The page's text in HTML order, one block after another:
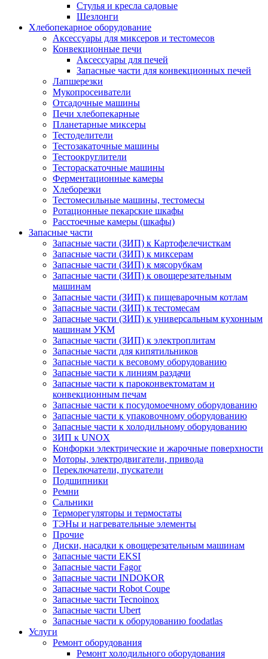
Стулья и кресла садовые
Шезлонги
Хлебопекарное оборудование
Аксессуары для миксеров и тестомесов
Конвекционные печи
Аксессуары для печей
Запасные части для конвекционных печей
Лапшерезки
Мукопросеиватели
Отсадочные машины
Печи хлебопекарные
Планетарные миксеры
Тестоделители
Тестозакаточные машины
Тестоокруглители
Тестораскаточные машины
Ферментационные камеры
Хлеборезки
Тестомесильные машины, тестомесы
Ротационные пекарские шкафы
Расстоечные камеры (шкафы)
Запасные части
Запасные части (ЗИП) к Картофелечисткам
Запасные части (ЗИП) к миксерам
Запасные части (ЗИП) к мясорубкам
Запасные части (ЗИП) к овощерезательным
машинам
Запасные части (ЗИП) к пищеварочным котлам
Запасные части (ЗИП) к тестомесам
Запасные части (ЗИП) к универсальным кухонным
машинам УКМ
Запасные части (ЗИП) к электроплитам
Запасные части для кипятильников
Запасные части к весовому оборудованию
Запасные части к линиям раздачи
Запасные части к пароконвектоматам и
конвекционным печам
Запасные части к посудомоечному оборудованию
Запасные части к упаковочному оборудованию
Запасные части к холодильному оборудованию
ЗИП к UNOX
Конфорки электрические и жарочные поверхности
Моторы, электродвигатели, привода
Переключатели, пускатели
Подшипники
Ремни
Сальники
Терморегуляторы и термостаты
ТЭНы и нагревательные элементы
Прочие
Диски, насадки к овощерезательным машинам
Запасные части EKSI
Запасные части Fagor
Запасные части INDOKOR
Запасные части Robot Coupe
Запасные части Tecnoinox
Запасные части Ubert
Запасные части к оборудованию foodatlas
Услуги
Ремонт оборудования
Ремонт холодильного оборудования